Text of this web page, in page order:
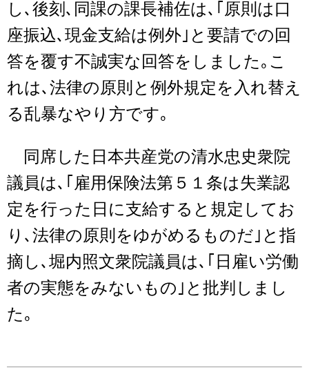
し､後刻､同課の課長補佐は､｢原則は口
座振込､現金支給は例外｣と要請での回
答を覆す不誠実な回答をしました｡こ
れは､法律の原則と例外規定を入れ替え
る乱暴なやり方です｡
同席した日本共産党の清水忠史衆院
議員は､｢雇用保険法第５１条は失業認
定を行った日に支給すると規定してお
り､法律の原則をゆがめるものだ｣と指
摘し､堀内照文衆院議員は､｢日雇い労働
者の実態をみないもの｣と批判しまし
た｡